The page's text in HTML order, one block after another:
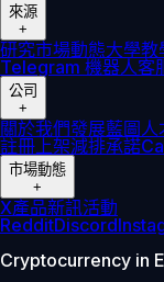
來源
+
研究市場動態大學教
Telegram 機器人客
公司
+
關於我們發展藍圖人
註冊 上架減排承諾
市場動態
+
X產品新訊活動
RedditDiscord
Cryptocurrency in